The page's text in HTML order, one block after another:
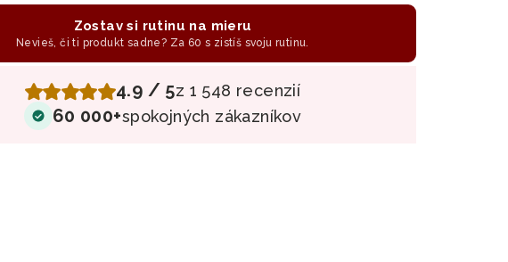
Zostav si rutinu na mieru
Nevieš, či ti produkt sadne? Za 60 s zistíš svoju rutinu.
4.9 / 5z 1 548 recenzií
60 000+spokojných zákazníkov